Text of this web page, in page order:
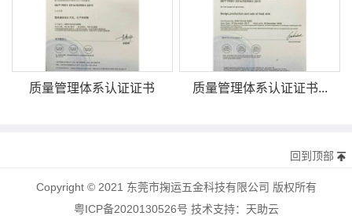
质量管理体系认证证书 质量管理体系认证证书...
回到顶部
Copyright © 2021 东莞市掬运五金科技有限公司 版权所有
粤ICP备2020130526号 技术支持： 天助云